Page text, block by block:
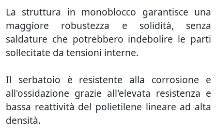
La struttura in monoblocco garantisce una
maggiore robustezza e solidità, senza
saldature che potrebbero indebolire le parti
sollecitate da tensioni interne.
Il serbatoio è resistente alla corrosione e
all'ossidazione grazie all'elevata resistenza e
bassa reattività del polietilene lineare ad alta
densità.